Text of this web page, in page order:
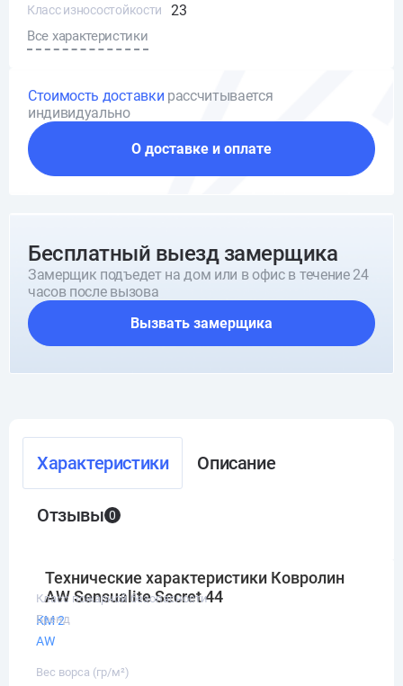
Класс износостойкости 23
Все характеристики
Стоимость доставки рассчитывается
индивидуально
О доставке и оплате
Бесплатный выезд замерщика
Замерщик подъедет на дом или в офис в течение 24
часов после вызова
Вызвать замерщика
Характеристики Описание
Отзывы 0
Технические характеристики Ковролин
AW Sensualite Secret 44
Класс пожарной безопасности
КМ 2
Бренд
AW
Вес ворса (гр/м²)